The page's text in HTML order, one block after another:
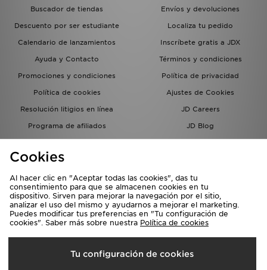
Buscador de tiendas
Envíos y devoluciones
Descuento por ser estudiante
Localiza tu pedido
Calendario de lanzamientos
Inscríbete gratis a JDX
Ayuda y Contacto
Términos y condiciones
Promociones y condiciones
Política de privacidad
Política de cookies
Ajustes de Cookies
Resolución litigios en línea
JD Careers
Programa de afiliados
JD Blog
del grupo JD - Whistleblowing
Selecciona País
España
Cookies
Al hacer clic en "Aceptar todas las cookies", das tu
consentimiento para que se almacenen cookies en tu
dispositivo. Sirven para mejorar la navegación por el sitio,
analizar el uso del mismo y ayudarnos a mejorar el marketing.
Puedes modificar tus preferencias en "Tu configuración de
cookies". Saber más sobre nuestra Política de cookies
Tu configuración de cookies